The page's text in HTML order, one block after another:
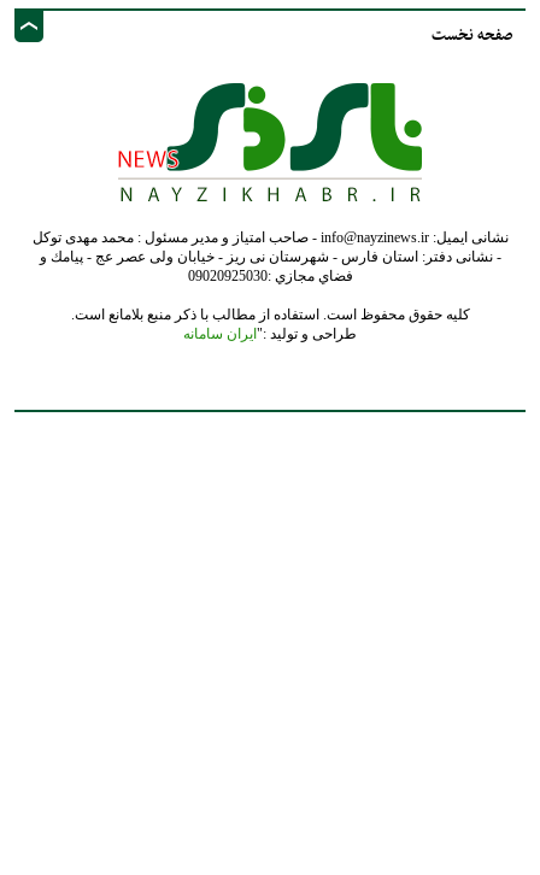
صفحه نخست
نشانی ایمیل: info@nayzinews.ir - صاحب امتیاز و مدیر مسئول : محمد مهدی توکل
- نشانی دفتر: استان فارس - شهرستان نی ریز - خیابان ولی عصر عج - پيامك و
فضاي مجازي :09020925030
کلیه حقوق محفوظ است. استفاده از مطالب با ذکر منبع بلامانع است.
طراحی و تولید :"ایران سامانه